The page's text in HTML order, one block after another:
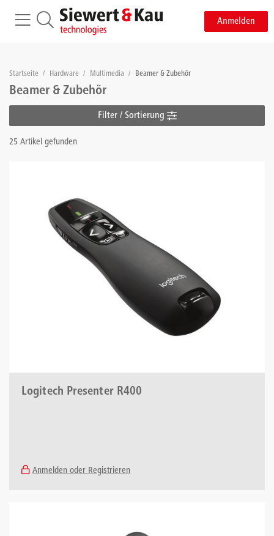
Anmelden
Startseite / Hardware / Multimedia / Beamer & Zubehör
Beamer & Zubehör
Filter / Sortierung
25 Artikel gefunden
Logitech Presenter R400
Anmelden oder Registrieren